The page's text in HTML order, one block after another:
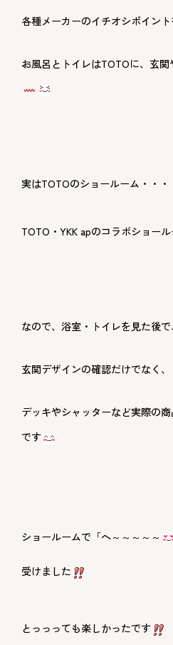
各種メーカーのイチオシポイン
お風呂とトイレはTOTOに、玄
実はTOTOのショールーム・・・
TOTO・YKK apのコラボショー
なので、浴室・トイレを見た後で
玄関デザインの確認だけでなく、
デッキやシャッターなど実際の
です
ショールームで「へ～～～～～
受けました
とっっっても楽しかったです